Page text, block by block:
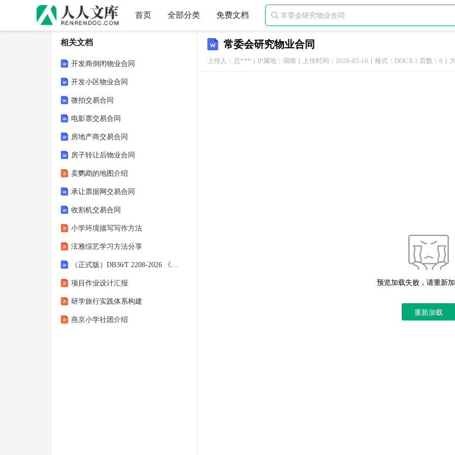
首页 全部分类 免费文档 
常委会研究物业合同
上传人：总*** IP属地：湖南 上传时间：2026-05-16 格式：DOCX 页数：6
预览加载失败，请重新
重新加载
相关文档
开发商倒闭物业合同
开发小区物业合同
微拍交易合同
电影票交易合同
房地产商交易合同
房子转让后物业合同
卖鹦鹉的地图介绍
承让票据网交易合同
收割机交易合同
小学环境描写写作方法
泫雅综艺学习方法分享
（正式版）DB36∕T 2208-2026 《地理标志产品质量要求 高安大米》
项目作业设计汇报
研学旅行实践体系构建
燕京小学社团介绍